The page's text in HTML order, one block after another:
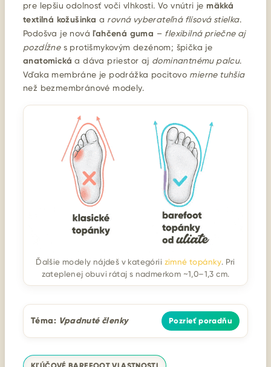
pre lepšiu odolnosť voči vlhkosti. Vo vnútri jemäkká
textilná kožušinka a rovná vyberateľná flísová stielka.
Podošva je nováľahčená guma – flexibilná priečne aj
pozdĺžnes protišmykovým dezénom; špička je
anatomická a dáva priestor aj dominantnému palcu.
Vďaka membráne je podrážka pocitovo mierne tuhšia
než bezmembránové modely.
Ďalšie modely nájdeš v kategórii zimné topánky. Pri
zateplenej obuvi rátaj s nadmerkom ~1,0–1,3 cm.
Téma: Vpadnuté členky Pozrieť poradňu